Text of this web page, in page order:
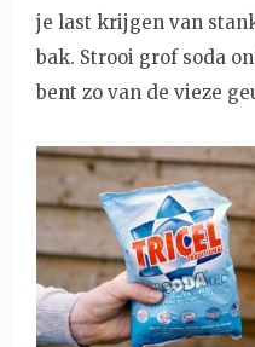
je last krijgen van
bak. Strooi grof soda
bent zo van de vieze